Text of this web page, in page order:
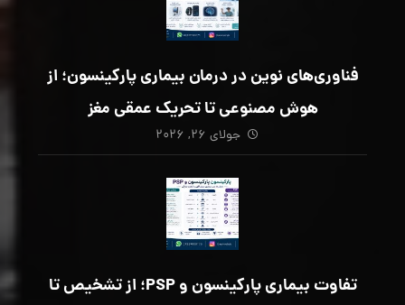
فناوری‌های نوین در درمان بیماری پارکینسون؛ از
هوش مصنوعی تا تحریک عمقی مغز
جولای ۲۶, ۲۰۲۶
تفاوت بیماری پارکینسون و PSP؛ از تشخیص تا